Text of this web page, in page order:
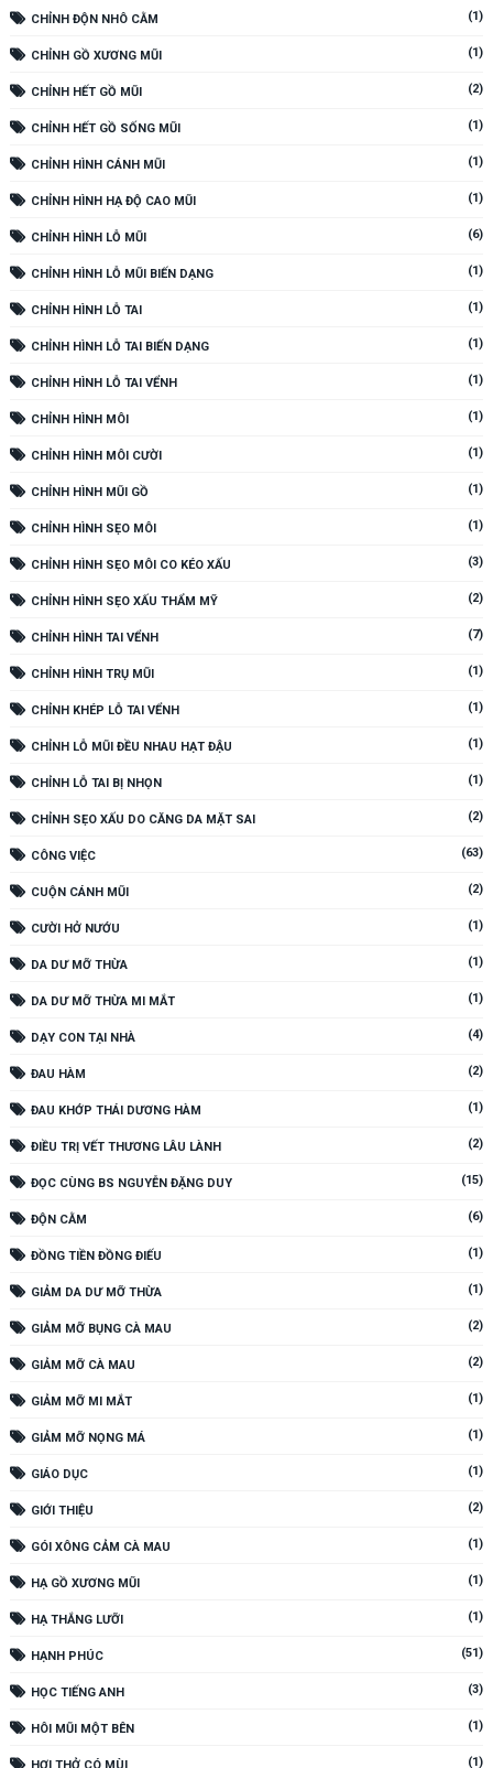
CHỈNH ĐỘN NHÔ CẰM (1)
CHỈNH GỒ XƯƠNG MŨI (1)
CHỈNH HẾT GỒ MŨI (2)
CHỈNH HẾT GỒ SỐNG MŨI (1)
CHỈNH HÌNH CÁNH MŨI (1)
CHỈNH HÌNH HẠ ĐỘ CAO MŨI (1)
CHỈNH HÌNH LỖ MŨI (6)
CHỈNH HÌNH LỖ MŨI BIẾN DẠNG (1)
CHỈNH HÌNH LỖ TAI (1)
CHỈNH HÌNH LỖ TAI BIẾN DẠNG (1)
CHỈNH HÌNH LỖ TAI VỂNH (1)
CHỈNH HÌNH MÔI (1)
CHỈNH HÌNH MÔI CƯỜI (1)
CHỈNH HÌNH MŨI GỒ (1)
CHỈNH HÌNH SẸO MÔI (1)
CHỈNH HÌNH SẸO MÔI CO KÉO XẤU (3)
CHỈNH HÌNH SẸO XẤU THẨM MỸ (2)
CHỈNH HÌNH TAI VỂNH (7)
CHỈNH HÌNH TRỤ MŨI (1)
CHỈNH KHÉP LỖ TAI VỂNH (1)
CHỈNH LỖ MŨI ĐỀU NHAU HẠT ĐẬU (1)
CHỈNH LỖ TAI BỊ NHỌN (1)
CHỈNH SẸO XẤU DO CĂNG DA MẶT SAI (2)
CÔNG VIỆC (63)
CUỘN CÁNH MŨI (2)
CƯỜI HỞ NƯỚU (1)
DA DƯ MỠ THỪA (1)
DA DƯ MỠ THỪA MI MẮT (1)
DẠY CON TẠI NHÀ (4)
ĐAU HÀM (2)
ĐAU KHỚP THÁI DƯƠNG HÀM (1)
ĐIỀU TRỊ VẾT THƯƠNG LÂU LÀNH (2)
ĐỌC CÙNG BS NGUYỄN ĐẶNG DUY (15)
ĐỘN CẰM (6)
ĐỒNG TIỀN ĐỒNG ĐIẾU (1)
GIẢM DA DƯ MỠ THỪA (1)
GIẢM MỠ BỤNG CÀ MAU (2)
GIẢM MỠ CÀ MAU (2)
GIẢM MỠ MI MẮT (1)
GIẢM MỠ NỌNG MÁ (1)
GIÁO DỤC (1)
GIỚI THIỆU (2)
GÓI XÔNG CẢM CÀ MAU (1)
HẠ GỒ XƯƠNG MŨI (1)
HẠ THẮNG LƯỠI (1)
HẠNH PHÚC (51)
HỌC TIẾNG ANH (3)
HÔI MŨI MỘT BÊN (1)
(1)